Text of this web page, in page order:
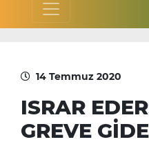
14 Temmuz 2020
ISRAR
GREVE